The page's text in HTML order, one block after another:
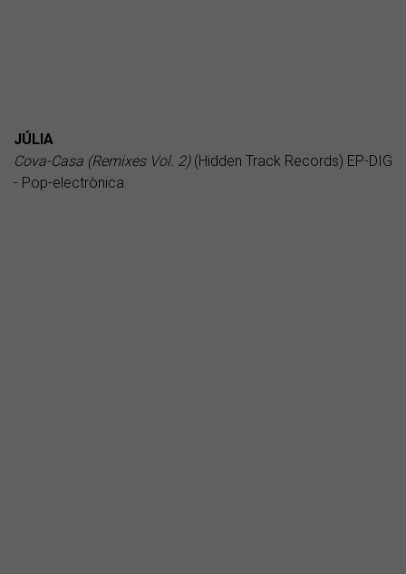
JÚLIA
Cova-Casa (Remixes Vol. 2)(Hidden Track Records) EP-DIG
- Pop-electrònica